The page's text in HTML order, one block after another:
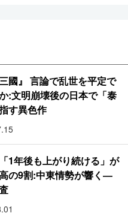
三國』 言論で乱世を平定で
:文明崩壊後の日本で「泰
す異色作
1年後も上がり続ける」が
の9割:中東情勢が響く―